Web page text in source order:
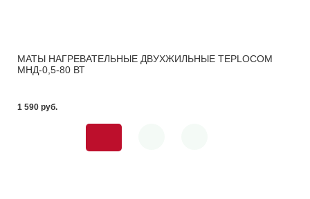
МАТЫ НАГРЕВАТЕЛЬНЫЕ ДВУХЖИЛЬНЫЕ TEPLOCOM
МНД-0,5-80 ВТ
1 590 pуб.